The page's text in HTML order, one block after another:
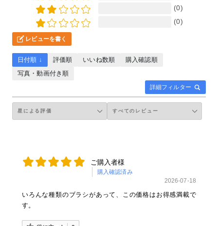
(0)
(0)
レビューを書く
詳細フィルター
日付順 ↓ 評価順 いいね数順
購入確認順
写真・動画付き順
ご購入者様
購入確認済み
2026-07-18
いろんな種類のブラシがあって、この価格はお得感満載で
す。